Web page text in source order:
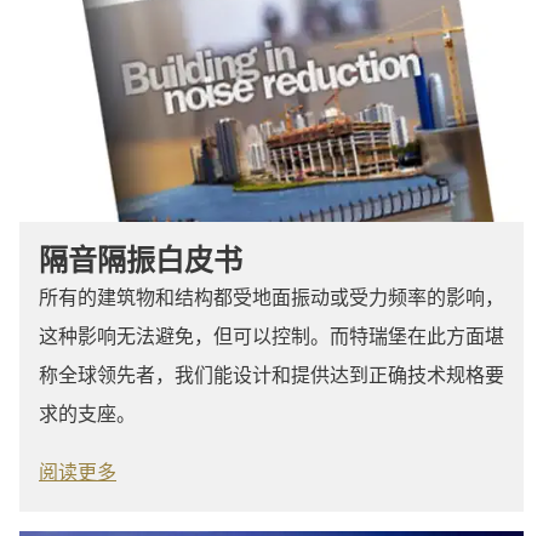
隔音隔振白皮书
所有的建筑物和结构都受地面振动或受力频率的影响，
这种影响无法避免，但可以控制。而特瑞堡在此方面堪
称全球领先者，我们能设计和提供达到正确技术规格要
求的支座。
阅读更多